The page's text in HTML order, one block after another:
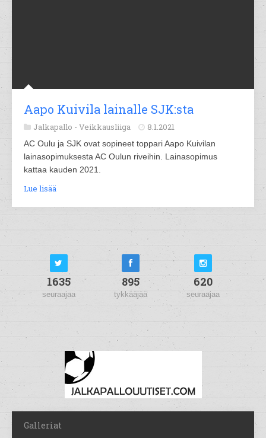
Aapo Kuivila lainalle SJK:sta
Jalkapallo - Veikkausliiga 8.1.2021
AC Oulu ja SJK ovat sopineet toppari Aapo Kuivilan
lainasopimuksesta AC Oulun riveihin. Lainasopimus
kattaa kauden 2021.
Lue lisää
1635
seuraajaa
895
tykkääjää
620
seuraajaa
Galleriat